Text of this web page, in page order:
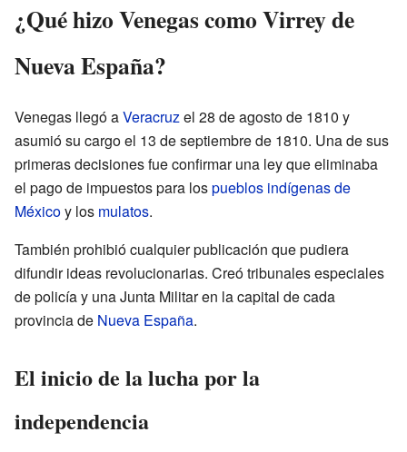
¿Qué hizo Venegas como Virrey de
Nueva España?
Venegas llegó aVeracruzel 28 de agosto de 1810 y
asumió su cargo el 13 de septiembre de 1810. Una de sus
primeras decisiones fue confirmar una ley que eliminaba
el pago de impuestos para lospueblos indígenas de
Méxicoy los mulatos.
También prohibió cualquier publicación que pudiera
difundir ideas revolucionarias. Creó tribunales especiales
de policía y una Junta Militar en la capital de cada
provincia de Nueva España.
El inicio de la lucha por la
independencia